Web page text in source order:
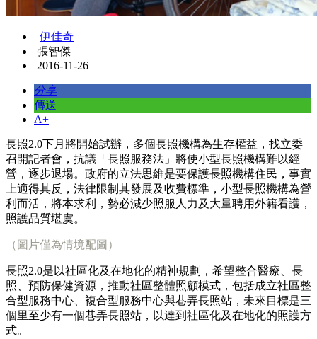
伊佳奇
張智傑
2016-11-26
分享
傳送
A+
長照2.0下月將開始試辦，多個長照機構為生存權益，找立委
召開記者會，抗議「長照服務法」將使小型長照機構難以經
營，逐步退場。政府的立法思維是要保護長照機構住民，事實
上適得其反，法律限制其發展及收費標準，小型長照機構為營
利而活，將本求利，勢必減少照服人力及大量聘用外籍看護，
照護品質堪虞。
（圖片僅為情境配圖）
長照2.0是以社區化及在地化的精神規劃，希望整合醫療、長
照、預防保健資源，推動社區整體照顧模式，包括成立社區整
合型服務中心、複合型服務中心與巷弄長照站，未來目標是三
個里至少有一個巷弄長照站，以達到社區化及在地化的照護方
式。